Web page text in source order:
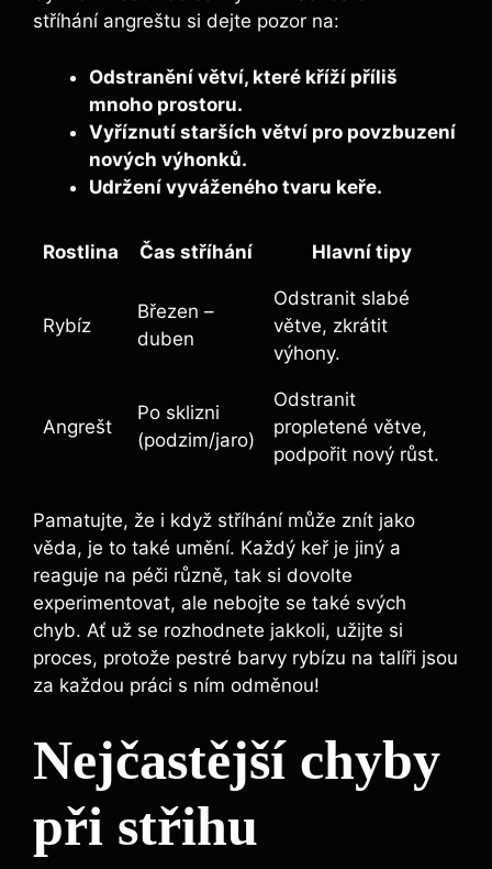
stříhání angreštu si dejte pozor na:
Odstranění větví, které kříží příliš
mnoho prostoru.
Vyříznutí starších větví pro povzbuzení
nových výhonků.
Udržení vyváženého tvaru keře.
Rostlina Čas stříhání Hlavní tipy
Rybíz
Březen –
duben
Odstranit slabé
větve, zkrátit
výhony.
Angrešt
Po sklizni
(podzim/jaro)
Odstranit
propletené větve,
podpořit nový růst.
Pamatujte, že i když stříhání může znít jako
věda, je to také umění. Každý keř je jiný a
reaguje na péči různě, tak si dovolte
experimentovat, ale nebojte se také svých
chyb. Ať už se rozhodnete jakkoli, užijte si
proces, protože pestré barvy rybízu na talíři jsou
za každou práci s ním odměnou!
Nejčastější chyby
při střihu